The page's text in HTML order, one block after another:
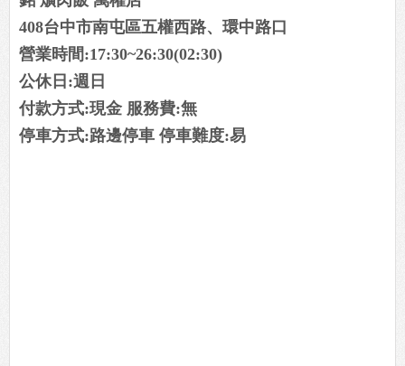
408台中市南屯區五權西路、環中路口
營業時間:17:30~26:30(02:30)
公休日:週日
付款方式:現金 服務費:無
停車方式:路邊停車 停車難度:易